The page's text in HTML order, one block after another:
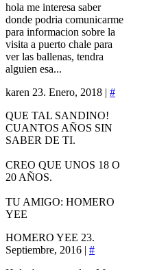
hola me interesa saber
donde podria comunicarme
para informacion sobre la
visita a puerto chale para
ver las ballenas, tendra
alguien esa...
karen 23. Enero, 2018 | #
QUE TAL SANDINO!
CUANTOS AÑOS SIN
SABER DE TI.
CREO QUE UNOS 18 O
20 AÑOS.
TU AMIGO: HOMERO
YEE
HOMERO YEE 23.
Septiembre, 2016 | #